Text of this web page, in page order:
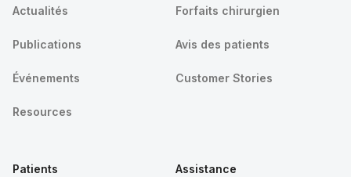
Actualités
Publications
Événements
Resources
Forfaits chirurgien
Avis des patients
Customer Stories
Patients
Assistance